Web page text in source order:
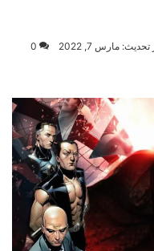
مارس 7, 2022 0